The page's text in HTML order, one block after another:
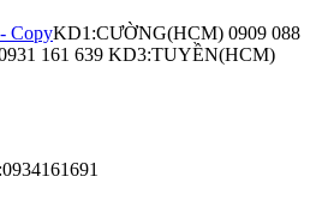
KD1:CƯỜNG(HCM) 0909 088
161 639 KD3:TUYỀN(HCM)